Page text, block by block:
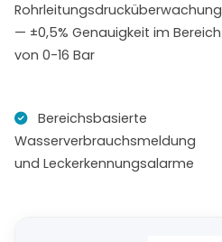
Rohrleitungsdrucküberwachung
— ±0,5% Genauigkeit im Bereich
von 0-16 Bar
Bereichsbasierte
Wasserverbrauchsmeldung
und Leckerkennungsalarme